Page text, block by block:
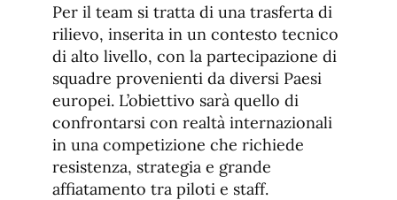
Per il team si tratta di una trasferta di
rilievo, inserita in un contesto tecnico
di alto livello, con la partecipazione di
squadre provenienti da diversi Paesi
europei. L’obiettivo sarà quello di
confrontarsi con realtà internazionali
in una competizione che richiede
resistenza, strategia e grande
affiatamento tra piloti e staff.